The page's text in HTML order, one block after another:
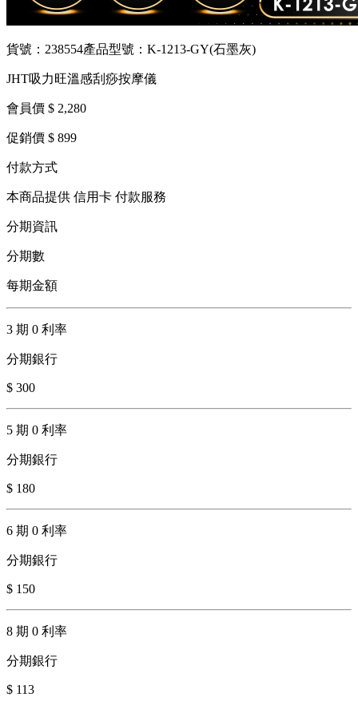
貨號：238554產品型號：K-1213-GY(石墨灰)
JHT吸力旺溫感刮痧按摩儀
會員價 $ 2,280
促銷價 $ 899
付款方式
本商品提供 信用卡 付款服務
分期資訊
分期數
每期金額
3 期 0 利率
分期銀行
$ 300
5 期 0 利率
分期銀行
$ 180
6 期 0 利率
分期銀行
$ 150
8 期 0 利率
分期銀行
$ 113